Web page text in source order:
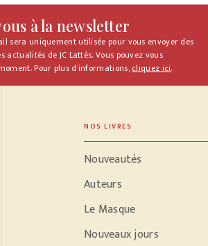
à la newsletter
sera uniquement utilisée pour vous envoyer des
de JC Lattès. Vous pouvez vous
Pour plus d’informations,cliquez ici.
NOS LIVRES
Nouveautés
Auteurs
Le Masque
Nouveaux jours